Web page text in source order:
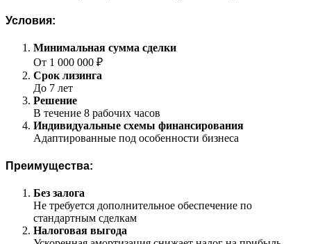
Условия:
Минимальная сумма сделки
От 1 000 000 ₽
Срок лизинга
До 7 лет
Решение
В течение 8 рабочих часов
Индивидуальные схемы финансирования
Адаптированные под особенности бизнеса
Преимущества:
Без залога
Не требуется дополнительное обеспечение по
стандартным сделкам
Налоговая выгода